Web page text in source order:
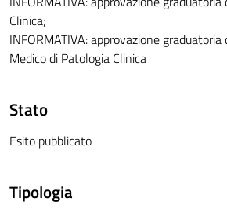
Clinica;
INFORMATIVA: approvazione
Medico di Patologia Clinica
Stato
Esito pubblicato
Tipologia